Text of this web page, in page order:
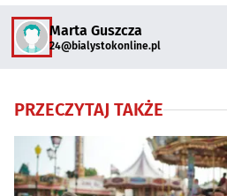
Marta Guszcza
24@bialystokonline.pl
PRZECZYTAJ TAKŻE